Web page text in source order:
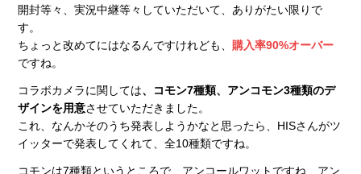
開封等々、実況中継等々していただいて、ありがたい限りで
す。
ちょっと改めてにはなるんですけれども、 購入率90%オーバー
ですね。
コラボカメラに関しては、コモン7種類、アンコモン3種類のデ
ザインを用意させていただきました。
これ、なんかそのうち発表しようかなと思ったら、HISさんがツ
イッターで発表してくれて、全10種類ですね。
コモンは7種類というところで、アンコールワットですね、アン